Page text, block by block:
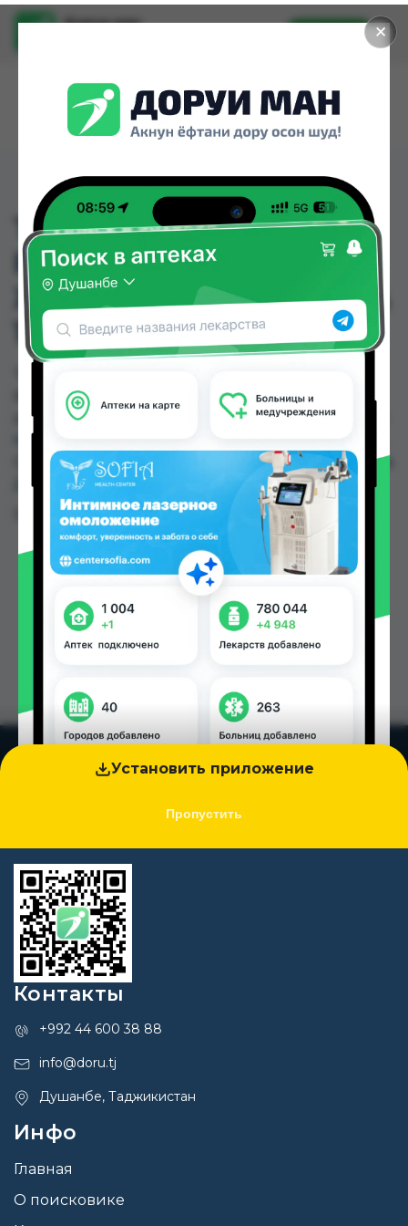
✕
Установить приложение
Пропустить
Доруи ман
Установить
TOP ДЕЗОДОРАНТ
PEARL&BEAUTY
ЖЕМЧУЖНАЯ КРАСОТА
150
ЖЕМЧУЖНАЯ КРАСОТА 150 можно купить или
заказать в аптеках, Дору Фарм №20, Дору Фарм
Самсон фарм по цене от 30.00 TJS до 36.00 TJS в
Душанбе и других городах Таджикистана
Цена: от30.00 TJS
Контакты
+992 44 600 38 88
info@doru.tj
Душанбе, Таджикистан
Инфо
Главная
О поисковике